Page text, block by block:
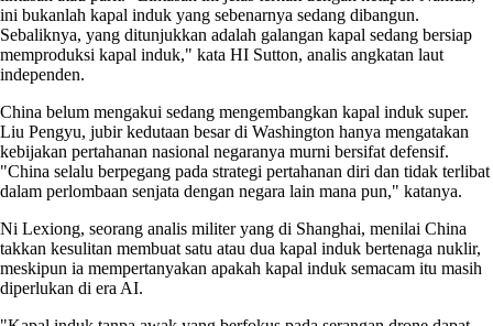
ini bukanlah kapal induk yang sebenarnya sedang dibangun.
Sebaliknya, yang ditunjukkan adalah galangan kapal sedang bersiap
memproduksi kapal induk," kata HI Sutton, analis angkatan laut
independen.
China belum mengakui sedang mengembangkan kapal induk super.
Liu Pengyu, jubir kedutaan besar di Washington hanya mengatakan
kebijakan pertahanan nasional negaranya murni bersifat defensif.
"China selalu berpegang pada strategi pertahanan diri dan tidak terlibat
dalam perlombaan senjata dengan negara lain mana pun," katanya.
Ni Lexiong, seorang analis militer yang di Shanghai, menilai China
takkan kesulitan membuat satu atau dua kapal induk bertenaga nuklir,
meskipun ia mempertanyakan apakah kapal induk semacam itu masih
diperlukan di era AI.